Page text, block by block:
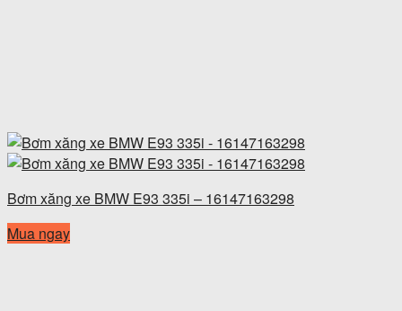
Bơm xăng xe BMW E93 335i – 16147163298
Mua ngay